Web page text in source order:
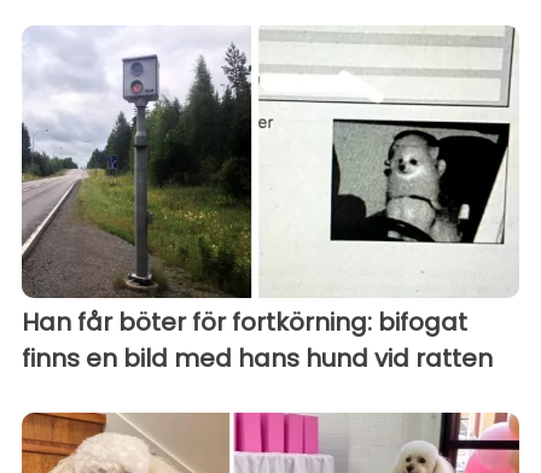
Han får böter för fortkörning: bifogat
finns en bild med hans hund vid ratten